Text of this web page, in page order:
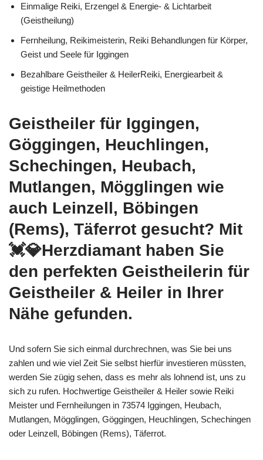
Einmalige Reiki, Erzengel & Energie- & Lichtarbeit
(Geistheilung)
Fernheilung, Reikimeisterin, Reiki Behandlungen für Körper,
Geist und Seele für Iggingen
Bezahlbare Geistheiler & HeilerReiki, Energiearbeit &
geistige Heilmethoden
Geistheiler für Iggingen,
Göggingen, Heuchlingen,
Schechingen, Heubach,
Mutlangen, Mögglingen wie
auch Leinzell, Böbingen
(Rems), Täferrot gesucht? Mit
💓️💎Herzdiamant haben Sie
den perfekten Geistheilerin für
Geistheiler & Heiler in Ihrer
Nähe gefunden.
Und sofern Sie sich einmal durchrechnen, was Sie bei uns
zahlen und wie viel Zeit Sie selbst hierfür investieren müssten,
werden Sie zügig sehen, dass es mehr als lohnend ist, uns zu
sich zu rufen. Hochwertige Geistheiler & Heiler sowie Reiki
Meister und Fernheilungen in 73574 Iggingen, Heubach,
Mutlangen, Mögglingen, Göggingen, Heuchlingen, Schechingen
oder Leinzell, Böbingen (Rems), Täferrot.